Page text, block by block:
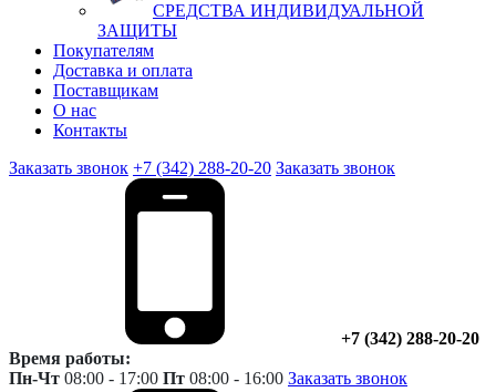
СРЕДСТВА ИНДИВИДУАЛЬНОЙ
ЗАЩИТЫ
Покупателям
Доставка и оплата
Поставщикам
О нас
Контакты
Заказать звонок +7 (342) 288-20-20 Заказать звонок
+7 (342) 288-20-20
Время работы:
Пн-Чт 08:00 - 17:00 Пт 08:00 - 16:00 Заказать звонок